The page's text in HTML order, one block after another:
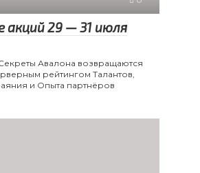
акций 29 — 31 июля
Авалона возвращаются
рейтингом Талантов,
и Опыта партнёров